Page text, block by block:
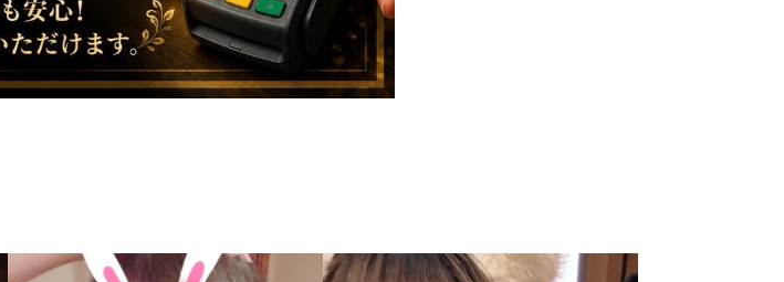
20:00〜
えりか・はる・みみ
あいら・
あやか・りり